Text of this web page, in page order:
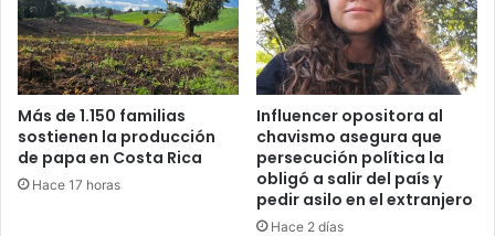
Más de 1.150 familias
sostienen la producción
de papa en Costa Rica
Hace 17 horas
Influencer opositora al
chavismo asegura que
persecución política la
obligó a salir del país y
pedir asilo en el extranjero
Hace 2 días